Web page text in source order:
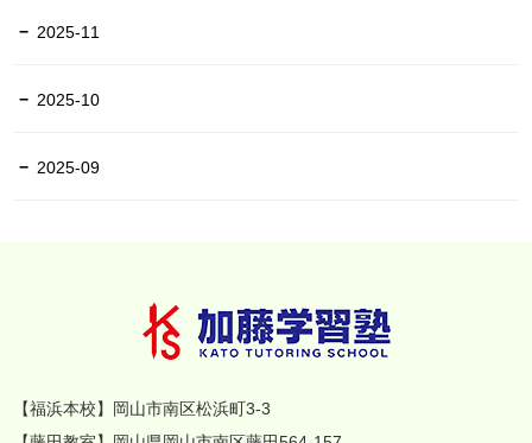
2025-11
2025-10
2025-09
【福浜本校】岡山市南区松浜町3-3